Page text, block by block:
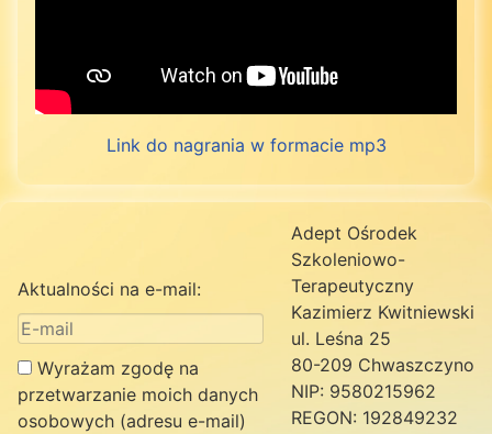
Link do nagrania w formacie mp3
Aktualności na e-mail:
Wyrażam zgodę na
przetwarzanie moich danych
osobowych (adresu e-mail)
Adept Ośrodek
Szkoleniowo-
Terapeutyczny
Kazimierz Kwitniewski
ul. Leśna 25
80-209 Chwaszczyno
NIP: 9580215962
REGON: 192849232